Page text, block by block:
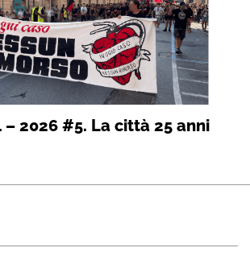
– 2026 #5. La città 25 anni